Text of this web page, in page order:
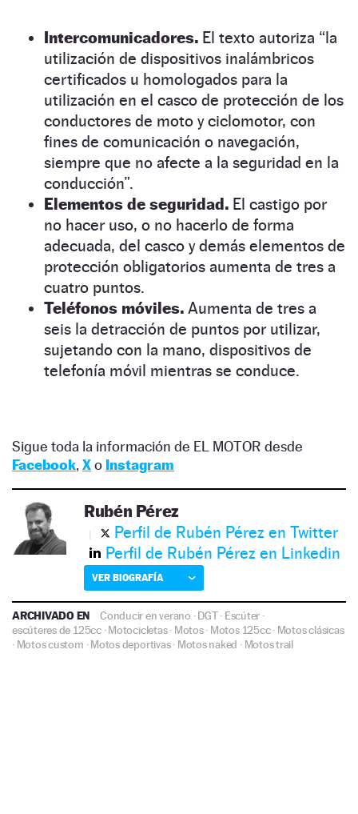
Intercomunicadores. El texto autoriza “la
utilización de dispositivos inalámbricos
certificados u homologados para la
utilización en el casco de protección de los
conductores de moto y ciclomotor, con
fines de comunicación o navegación,
siempre que no afecte a la seguridad en la
conducción”.
Elementos de seguridad. El castigo por
no hacer uso, o no hacerlo de forma
adecuada, del casco y demás elementos de
protección obligatorios aumenta de tres a
cuatro puntos.
Teléfonos móviles. Aumenta de tres a
seis la detracción de puntos por utilizar,
sujetando con la mano, dispositivos de
telefonía móvil mientras se conduce.
Sigue toda la información de EL MOTOR desde
Facebook, Xo Instagram
Rubén Pérez
Perfil de Rubén Pérez en Twitter
Perfil de Rubén Pérez en Linkedin
VER BIOGRAFÍA
ARCHIVADO EN Conducir en verano ·DGT· Escúter ·
escúteres de 125cc·Motocicletas· Motos· Motos 125cc· Motos clásicas
· Motos custom ·Motos deportivas· Motos naked · Motos trail